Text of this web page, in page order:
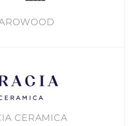
CERAMICA